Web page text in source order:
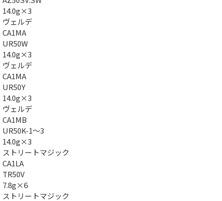
14.0g×3
ヴェルデ
CA1MA
UR50W
14.0g×3
ヴェルデ
CA1MA
UR50Y
14.0g×3
ヴェルデ
CA1MB
UR50K-1～3
14.0g×3
ストリートマジック
CA1LA
TR50V
7.8g×6
ストリートマジック